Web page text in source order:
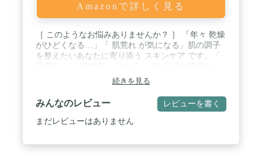
Amazonで詳しく見る
［ このようなお悩みありませんか？ ］ 「年々 乾燥
がひどくなる…」「 肌荒れ が気になる」肌の調子
を整えたいあなたに寄り添う スキンケア です。「
しれません。ヒフミド『 エッセンスローション 』
は「 ヒト型セラミド* 」を含む 保湿 成分で、角質
層のすみずみまで うるおい と肌に ハリ を与えま
す。*天然型 セラミド（ 保湿剤） / ［ 肌の 保湿 状
態を高める 化粧水 ］ヒフミド『 エッセンス ローシ
続きを見る
みんなのレビュー レビューを書く
まだレビューはありません